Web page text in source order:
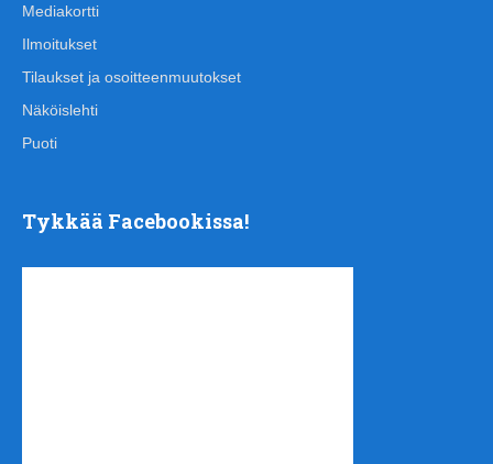
Mediakortti
Ilmoitukset
Tilaukset ja osoitteenmuutokset
Näköislehti
Puoti
Tykkää Facebookissa!